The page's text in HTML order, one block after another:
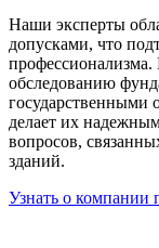
Наши эксперты
допусками, что
обследованию
государственными
делает их
вопросов,
зданий.
Узнать о компании